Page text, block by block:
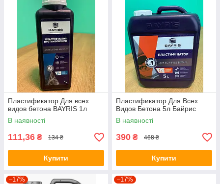
Пластификатор Для всех
видов бетона BAYRIS 1л
В наявності
111,36 ₴ 134 ₴
Купити
Пластификатор Для Всех
Видов Бетона 5л Байрис
В наявності
390 ₴ 468 ₴
Купити
–17% –17%